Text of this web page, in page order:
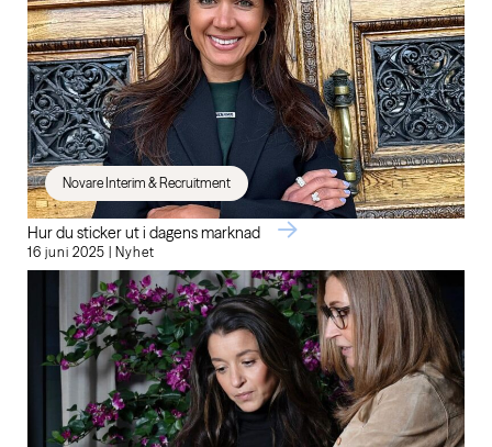
Novare Interim & Recruitment
Hur du sticker ut i dagens marknad
16 juni 2025 | Nyhet